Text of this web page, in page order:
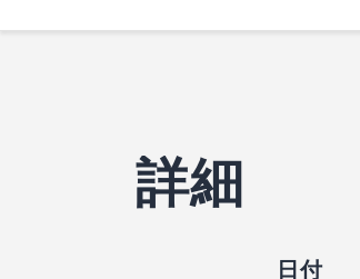
詳細
日付